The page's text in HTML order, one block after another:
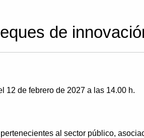
de
12 de febrero de 2027 a las 14.00 h.
al sector público,